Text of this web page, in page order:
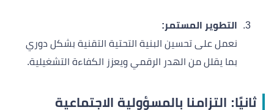
التطوير المستمر:
نعمل على تحسين البنية التحتية التقنية بشكل دوري
بما يقلل من الهدر الرقمي ويعزز الكفاءة التشغيلية.
ثانيًا: التزامنا بالمسؤولية الاجتماعية